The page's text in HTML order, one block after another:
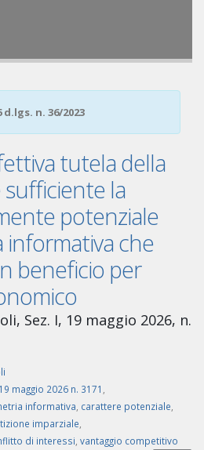
d.lgs. n. 36/2023
tutela della
la
potenziale
informativa che
beneficio per
Sez. I, 19 maggio 2026, n.
maggio 2026 n. 3171
informativa carattere potenziale
imparziale
di interessi vantaggio competitivo